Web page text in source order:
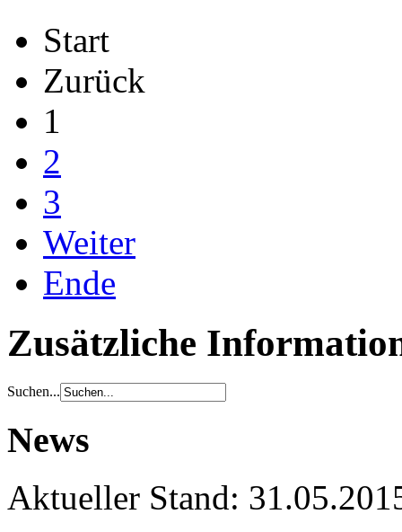
Start
Zurück
1
2
3
Weiter
Ende
Zusätzliche
Suchen...
News
Aktueller Stand: